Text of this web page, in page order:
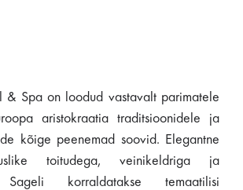
& Spa on loodud vastavalt parimatele
aristokraatia traditsioonidele ja
kõige peenemad soovid. Elegantne
toitudega, veinikeldriga ja
Sageli korraldatakse temaatilisi